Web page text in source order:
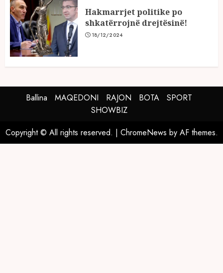
Hakmarrjet politike po
shkatërrojnë drejtësinë!
18/12/2024
Ballina MAQEDONI RAJON BOTA
SPORT
SHOWBIZ
Copyright © All rights reserved. | ChromeNews by AF themes.